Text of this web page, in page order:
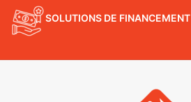
SOLUTIONS DE FINANCEMENT